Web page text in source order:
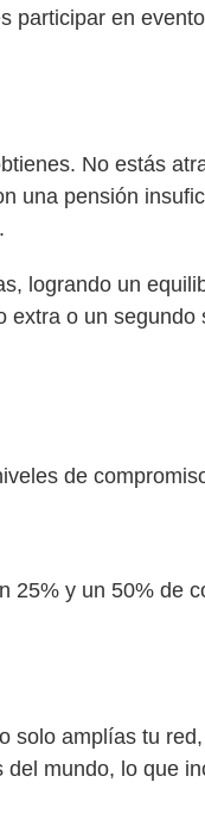
participar en
No estás
una pensión
logrando un
o un
de
y un 50% de
solo amplías tu
mundo, lo que